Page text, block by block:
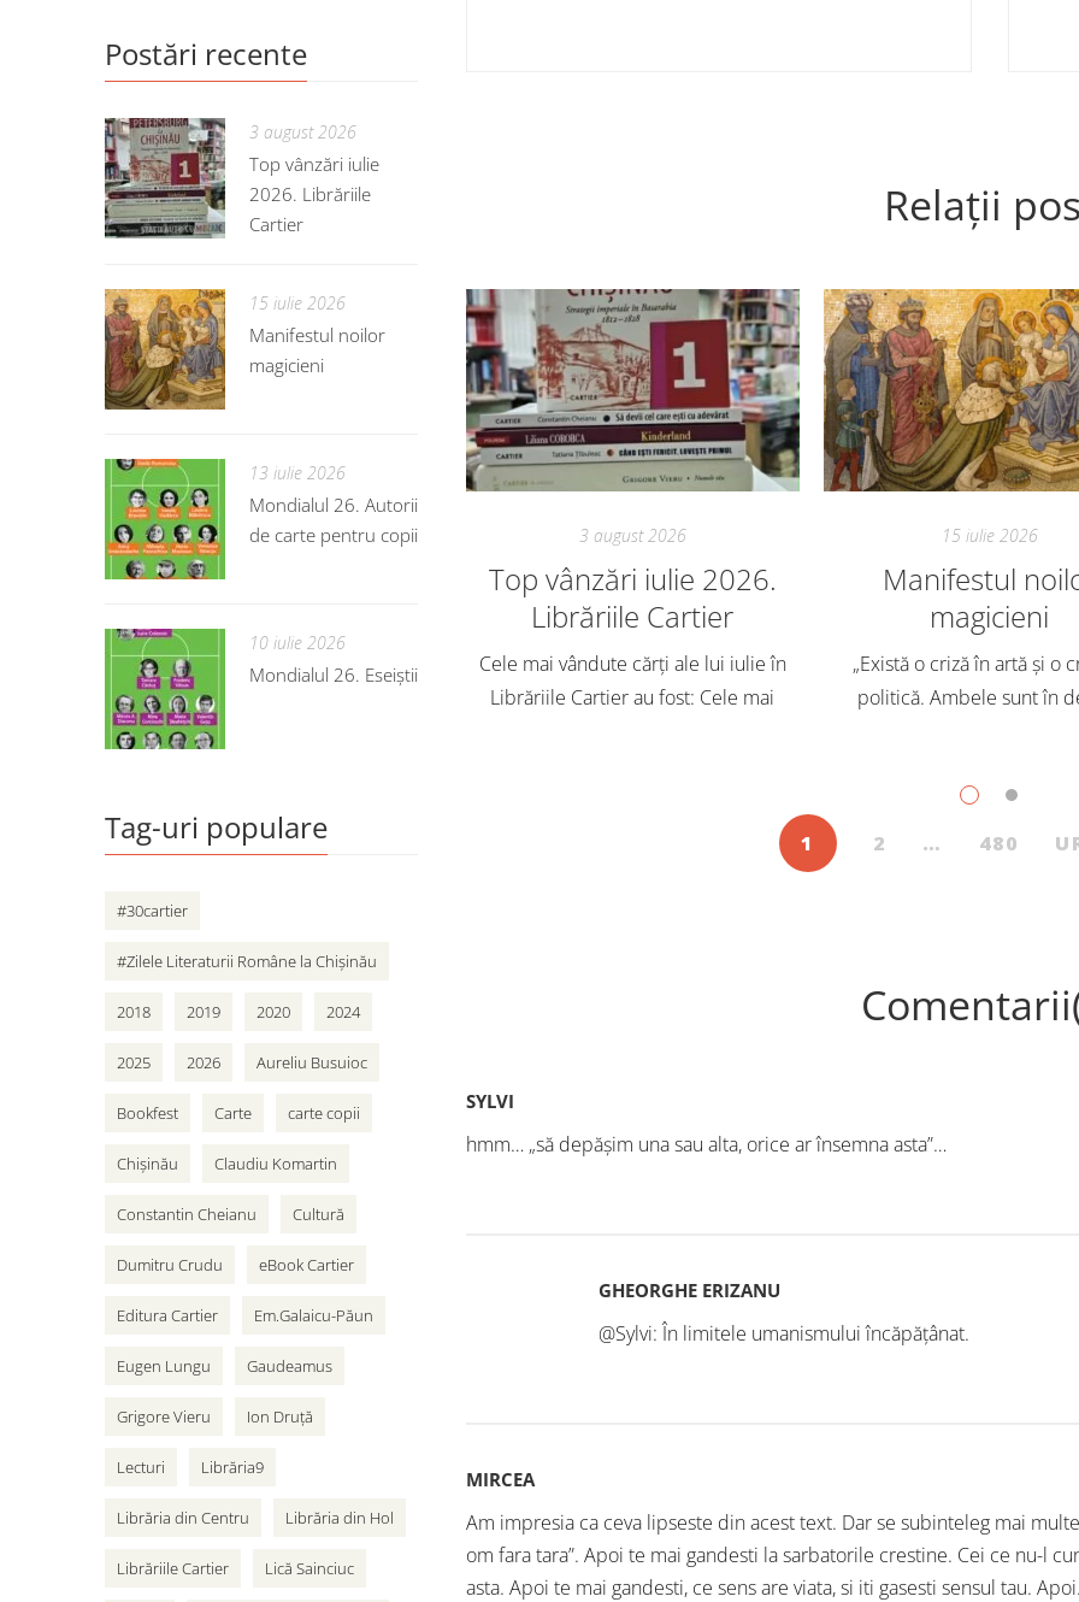
Relații
3 august 2026
Top vânzări iulie 2026.
Librăriile Cartier
Cele mai vândute cărți ale lui iulie în
Librăriile Cartier au fost: Cele mai
15 iulie 2026
Manifestul
magicieni
„Există o criză în artă și o
politică. Ambele sunt în
Situația poate fi salvată
1 2 … 480
SYLVI
hmm… „să depășim una sau alta, orice ar însemna asta”…
GHEORGHE ERIZANU
@Sylvi: În limitele umanismului încăpățânat.
MIRCEA
Am impresia ca ceva lipseste din acest text. Dar se subinteleg mai
om fara tara”. Apoi te mai gandesti la sarbatorile crestine. Cei ce nu-l
asta. Apoi te mai gandesti, ce sens are viata, si iti gasesti sensul tau.
Postări recente
3 august 2026
Top vânzări iulie
2026. Librăriile
Cartier
15 iulie 2026
Manifestul noilor
magicieni
13 iulie 2026
Mondialul 26. Autorii
de carte pentru copii
10 iulie 2026
Mondialul 26. Eseiștii
Tag-uri populare
#30cartier
#Zilele Literaturii Române la Chișinău
2018 2019 2020 2024
2025 2026 Aureliu Busuioc
Bookfest Carte carte copii
Chișinău Claudiu Komartin
Constantin Cheianu Cultură
Dumitru Crudu eBook Cartier
Editura Cartier Em.Galaicu-Păun
Eugen Lungu Gaudeamus
Grigore Vieru Ion Druță
Lecturi Librăria9
Librăria din Centru Librăria din Hol
Librăriile Cartier Lică Sainciuc